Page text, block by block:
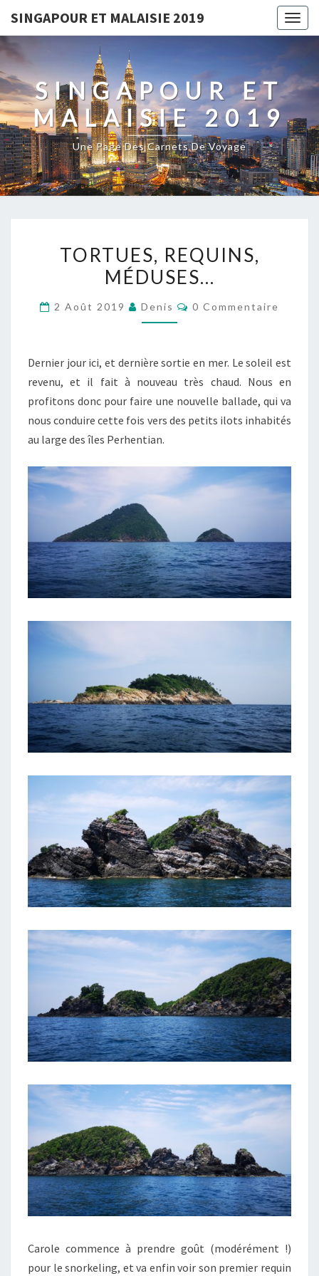
SINGAPOUR ET MALAISIE 2019
SINGAPOUR ET
MALAISIE 2019
Une Page Des Carnets De Voyage
REQUINS,
MÉDUSES…
TORTUES, REQUINS,
MÉDUSES…
2 Août 2019 Denis Commentaires
0 Commentaire
Dernier jour ici, et dernière sortie en mer. Le soleil est
revenu, et il fait à nouveau très chaud. Nous en
profitons donc pour faire une nouvelle ballade, qui va
nous conduire cette fois vers des petits ilots inhabités
au large des îles Perhentian.
Carole commence à prendre goût (modérément !)
pour le snorkeling, et va enfin voir son premier requin